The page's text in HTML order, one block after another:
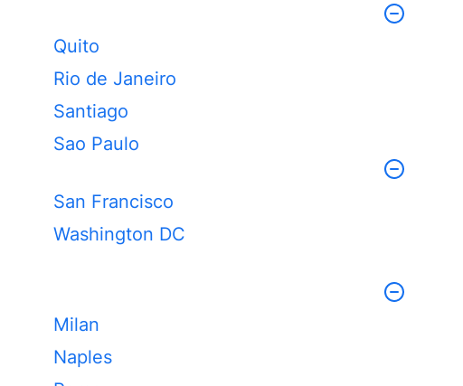
Quito
Rio de Janeiro
Santiago
Sao Paulo
San Francisco
Washington DC
Milan
Naples